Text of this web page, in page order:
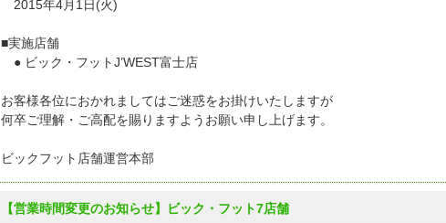
2015年4月1日(火)
■実施店舗
● ビック・フットJ’WEST富士店
お客様各位におかれましてはご迷惑をお掛けいたしますが
何卒ご理解・ご高配を賜りますようお願い申し上げます。
ビックフット店舗運営本部
【営業時間変更のお知らせ】ビック・フット7店舗